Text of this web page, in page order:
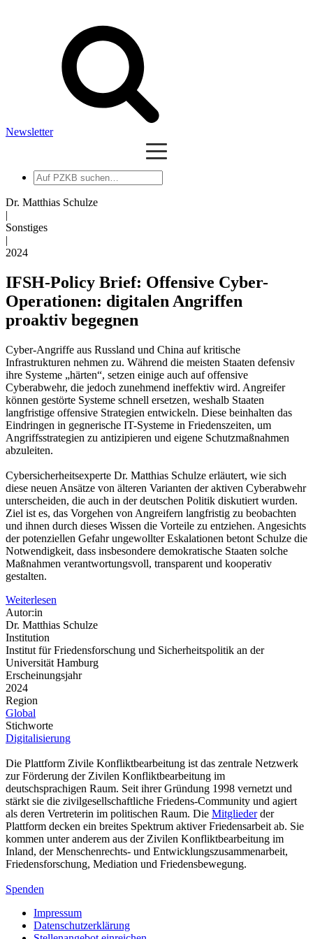
Newsletter
Auf
PZKB
suchen
Dr. Matthias Schulze
|
Sonstiges
|
2024
IFSH-Policy Brief: Offensive Cyber-
Operationen: digitalen Angriffen
proaktiv begegnen
Cyber-Angriffe aus Russland und China auf kritische
Infrastrukturen nehmen zu. Während die meisten Staaten defensiv
ihre Systeme „härten“, setzen einige auch auf offensive
Cyberabwehr, die jedoch zunehmend ineffektiv wird. Angreifer
können gestörte Systeme schnell ersetzen, weshalb Staaten
langfristige offensive Strategien entwickeln. Diese beinhalten das
Eindringen in gegnerische IT-Systeme in Friedenszeiten, um
Angriffsstrategien zu antizipieren und eigene Schutzmaßnahmen
abzuleiten.
Cybersicherheitsexperte Dr. Matthias Schulze erläutert, wie sich
diese neuen Ansätze von älteren Varianten der aktiven Cyberabwehr
unterscheiden, die auch in der deutschen Politik diskutiert wurden.
Ziel ist es, das Vorgehen von Angreifern langfristig zu beobachten
und ihnen durch dieses Wissen die Vorteile zu entziehen. Angesichts
der potenziellen Gefahr ungewollter Eskalationen betont Schulze die
Notwendigkeit, dass insbesondere demokratische Staaten solche
Maßnahmen verantwortungsvoll, transparent und kooperativ
gestalten.
Weiterlesen
Autor:in
Dr. Matthias Schulze
Institution
Institut für Friedensforschung und Sicherheitspolitik an der
Universität Hamburg
Erscheinungsjahr
2024
Region
Global
Stichworte
Digitalisierung
Die Plattform Zivile Konfliktbearbeitung ist das zentrale Netzwerk
zur Förderung der Zivilen Konfliktbearbeitung im
deutschsprachigen Raum. Seit ihrer Gründung 1998 vernetzt und
stärkt sie die zivilgesellschaftliche Friedens-Community und agiert
als deren Vertreterin im politischen Raum. Die Mitgliederder
Plattform decken ein breites Spektrum aktiver Friedensarbeit ab. Sie
kommen unter anderem aus der Zivilen Konfliktbearbeitung im
Inland, der Menschenrechts- und Entwicklungszusammenarbeit,
Friedensforschung, Mediation und Friedensbewegung.
Spenden
Impressum
Datenschutzerklärung